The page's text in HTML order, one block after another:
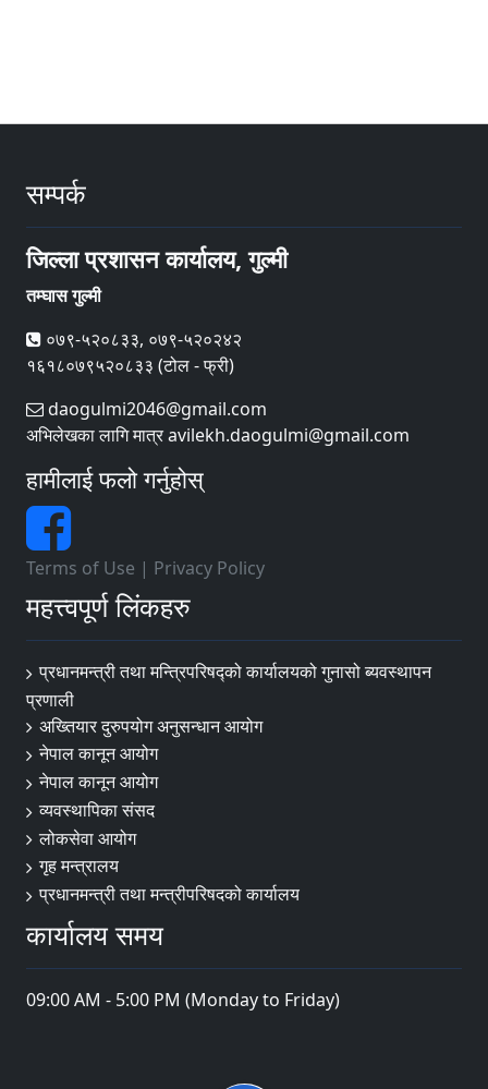
सम्पर्क
जिल्ला प्रशासन कार्यालय, गुल्मी
तम्घास गुल्मी
०७९-५२०८३३, ०७९-५२०२४२
१६१८०७९५२०८३३ (टोल - फ्री)
daogulmi2046@gmail.com
अभिलेखका लागि मात्र avilekh.daogulmi@gmail.com
हामीलाई फलो गर्नुहोस्
Terms of Use | Privacy Policy
महत्त्वपूर्ण लिंकहरु
प्रधानमन्त्री तथा मन्त्रिपरिषद्को कार्यालयको गुनासो ब्यवस्थापन
प्रणाली
अख्तियार दुरुपयोग अनुसन्धान आयोग
नेपाल कानून आयोग
नेपाल कानून आयोग
व्यवस्थापिका संसद
लोकसेवा आयोग
गृह मन्त्रालय
प्रधानमन्त्री तथा मन्त्रीपरिषदको कार्यालय
कार्यालय समय
09:00 AM - 5:00 PM (Monday to Friday)